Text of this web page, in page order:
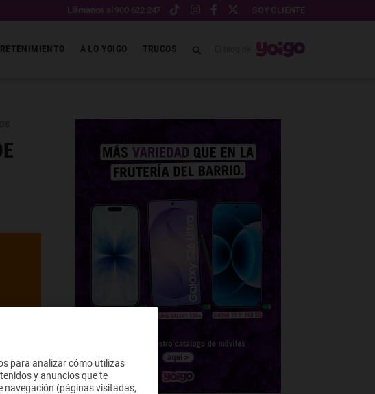
Llámanos al 900 622 247 SOY CLIENTE
A LO YOIGO TRUCOS
para analizar cómo utilizas
y anuncios que te
navegación (páginas visitadas,